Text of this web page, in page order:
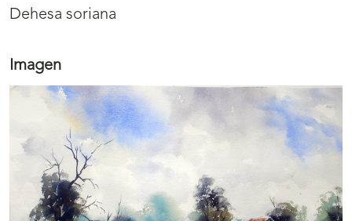
Dehesa soriana
Imagen